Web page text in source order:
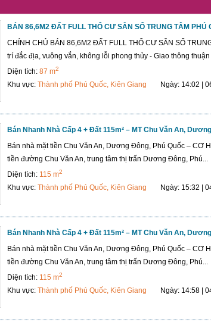
BÁN 86,6M2 ĐẤT FULL THỔ CƯ SẴN SỔ TRUNG TÂM PHÚ
CHÍNH CHỦ BÁN 86,6M2 ĐẤT FULL THỔ CƯ SẴN SỔ
trí đắc địa, vuông vắn, không lỗi phong thủy - Giao thông
Diện tích: 87 m2
Khu vực: Thành phố Phú Quốc, Kiên Giang
Ngày: 14:02 |
Bán Nhanh Nhà Cấp 4 + Đất 115m² – MT Chu Văn An,
Bán nhà mặt tiền Chu Văn An, Dương Đông, Phú Quốc – CƠ
tiền đường Chu Văn An, trung tâm thị trấn Dương Đông, Phú...
Diện tích: 115 m2
Khu vực: Thành phố Phú Quốc, Kiên Giang
Ngày: 15:32 |
Bán Nhanh Nhà Cấp 4 + Đất 115m² – MT Chu Văn An,
Bán nhà mặt tiền Chu Văn An, Dương Đông, Phú Quốc – CƠ
tiền đường Chu Văn An, trung tâm thị trấn Dương Đông, Phú...
Diện tích: 115 m2
Khu vực: Thành phố Phú Quốc, Kiên Giang
Ngày: 14:58 |